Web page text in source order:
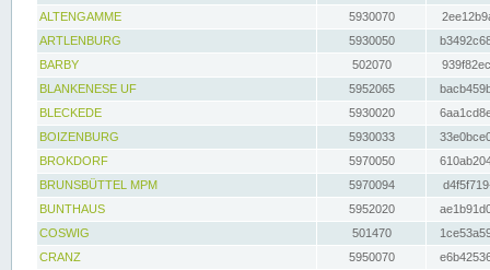
ALTENGAMME
5930070
ARTLENBURG
5930050
BARBY
502070
BLANKENESE UF
5952065
BLECKEDE
5930020
BOIZENBURG
5930033
BROKDORF
5970050
BRUNSBÜTTEL MPM
5970094
BUNTHAUS
5952020
COSWIG
501470
CRANZ
5950070